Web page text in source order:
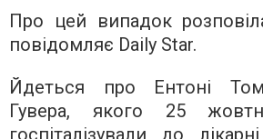
Про цей випадок
повідомляє Daily Star.
Йдеться про Ентоні
Гувера, якого 25